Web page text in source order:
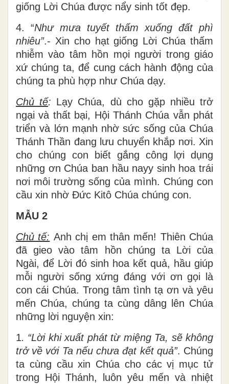
giống Lời Chúa được nẩy sinh tốt đẹp.
4. “Như mưa tuyết thấm xuống đất phì
nhiêu”.- Xin cho hạt giống Lời Chúa thấm
nhiễm vào tâm hồn mọi người trong giáo
xứ chúng ta, để cung cách hành động của
chúng ta phù hợp như Chúa dạy.
Chủ tế: Lạy Chúa, dù cho gặp nhiều trở
ngại và thất bại, Hội Thánh Chúa vẫn phát
triển và lớn mạnh nhờ sức sống của Chúa
Thánh Thần đang lưu chuyển khắp nơi. Xin
cho chúng con biết gắng công lợi dụng
những ơn Chúa ban hầu nayy sinh hoa trái
nơi môi trường sống của mình. Chúng con
cầu xin nhờ Đức Kitô Chúa chúng con.
MẪU 2
Chủ tế: Anh chị em thân mến! Thiên Chúa
đã gieo vào tâm hồn chúng ta Lời của
Ngài, để Lời đó sinh hoa kết quả, hầu giúp
mỗi người sống xứng đáng với ơn gọi là
con cái Chúa. Trong tâm tình tạ ơn và yêu
mến Chúa, chúng ta cùng dâng lên Chúa
những lời nguyện xin:
1. “Lời khi xuất phát từ miệng Ta, sẽ không
trở về với Ta nếu chưa đạt kết quả”. Chúng
ta cùng cầu xin Chúa cho các vị mục tử
trong Hội Thánh, luôn yêu mến và nhiệt